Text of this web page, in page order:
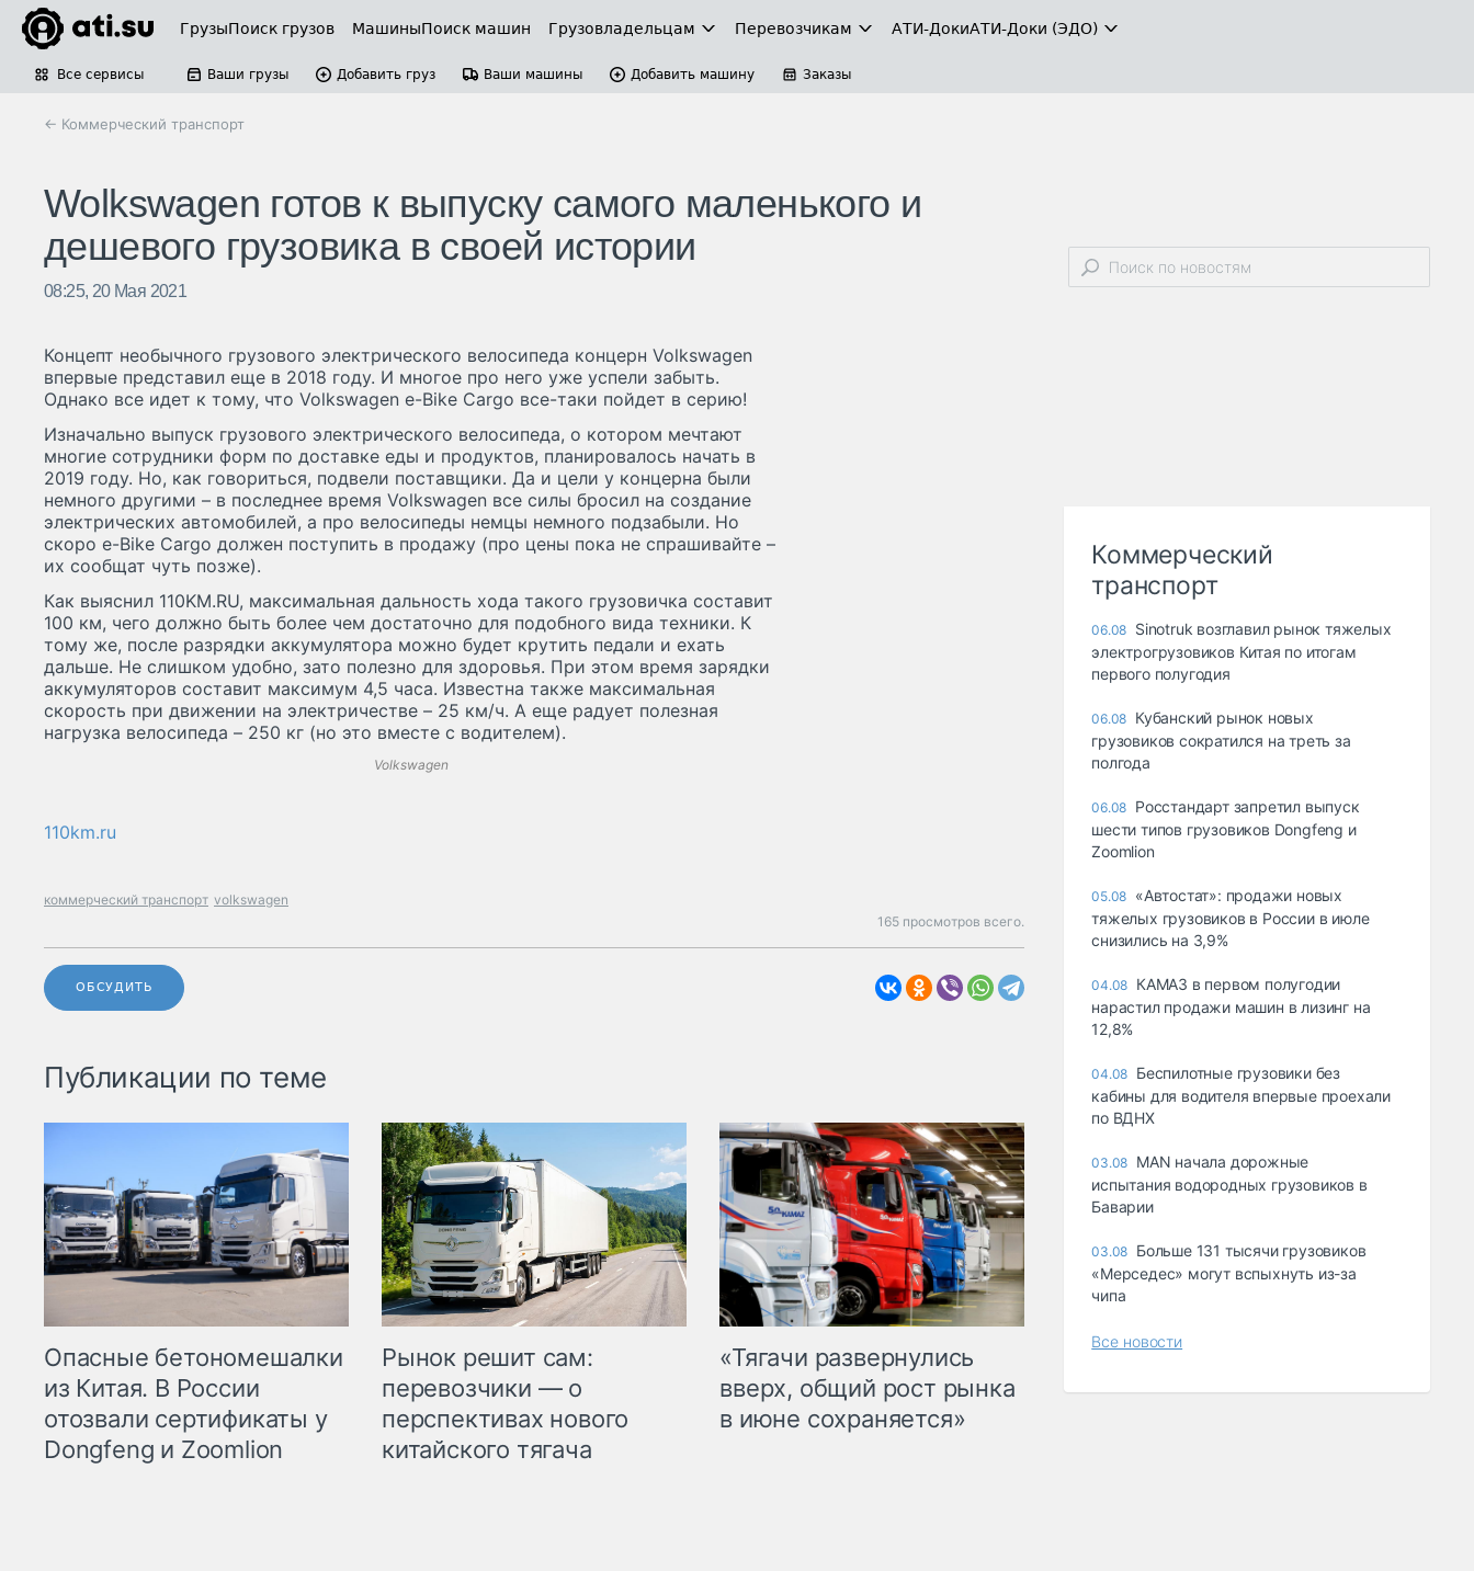
ГрузыПоиск грузов МашиныПоиск машин Грузовладельцам Перевозчикам АТИ-ДокиАТИ-Доки (ЭДО)
Все сервисы Ваши грузы Добавить груз Ваши машины Добавить машину Заказы
← Коммерческий транспорт
Wolkswagen готов к выпуску самого маленького и
дешевого грузовика в своей истории
08:25, 20 Мая 2021
Концепт необычного грузового электрического велосипеда концерн Volkswagen
впервые представил еще в 2018 году. И многое про него уже успели забыть.
Однако все идет к тому, что Volkswagen e-Bike Cargo все-таки пойдет в серию!
Изначально выпуск грузового электрического велосипеда, о котором мечтают
многие сотрудники форм по доставке еды и продуктов, планировалось начать в
2019 году. Но, как говориться, подвели поставщики. Да и цели у концерна были
немного другими – в последнее время Volkswagen все силы бросил на создание
электрических автомобилей, а про велосипеды немцы немного подзабыли. Но
скоро e-Bike Cargo должен поступить в продажу (про цены пока не спрашивайте –
их сообщат чуть позже).
Как выяснил 110KM.RU, максимальная дальность хода такого грузовичка составит
100 км, чего должно быть более чем достаточно для подобного вида техники. К
тому же, после разрядки аккумулятора можно будет крутить педали и ехать
дальше. Не слишком удобно, зато полезно для здоровья. При этом время зарядки
аккумуляторов составит максимум 4,5 часа. Известна также максимальная
скорость при движении на электричестве – 25 км/ч. А еще радует полезная
нагрузка велосипеда – 250 кг (но это вместе с водителем).
Volkswagen
110km.ru
коммерческий транспорт volkswagen
165 просмотров всего.
ОБСУДИТЬ
Публикации по теме
Опасные бетономешалки
из Китая. В России
отозвали сертификаты у
Dongfeng и Zoomlion
Рынок решит сам:
перевозчики — о
перспективах нового
китайского тягача
«Тягачи развернулись
вверх, общий рост рынка
в июне сохраняется»
Коммерческий
транспорт
06.08 Sinotruk возглавил рынок тяжелых
электрогрузовиков Китая по итогам
первого полугодия
06.08 Кубанский рынок новых
грузовиков сократился на треть за
полгода
06.08 Росстандарт запретил выпуск
шести типов грузовиков Dongfeng и
Zoomlion
05.08 «Автостат»: продажи новых
тяжелых грузовиков в России в июле
снизились на 3,9%
04.08 КАМАЗ в первом полугодии
нарастил продажи машин в лизинг на
12,8%
04.08 Беспилотные грузовики без
кабины для водителя впервые проехали
по ВДНХ
03.08 MAN начала дорожные
испытания водородных грузовиков в
Баварии
03.08 Больше 131 тысячи грузовиков
«Мерседес» могут вспыхнуть из-за
чипа
Все новости